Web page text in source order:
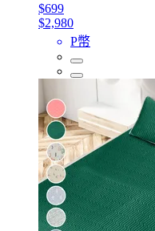
$699
$2,980
P幣